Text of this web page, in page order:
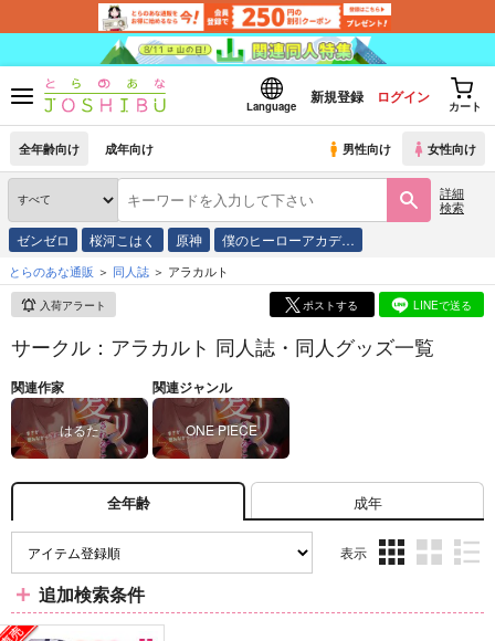
Language
新規登録 ログイン
カート
全年齢向け 成年向け 男性向け 女性向け
詳細
検索
ゼンゼロ 桜河こはく 原神 僕のヒーローアカデ…
とらのあな通販 同人誌 アラカルト
入荷アラート ポストする LINEで送る
サークル：アラカルト 同人誌・同人グッズ一覧
関連作家
はるた
関連ジャンル
ONE PIECE
全年齢 成年
表示
ム
ム
ム
追加検索条件